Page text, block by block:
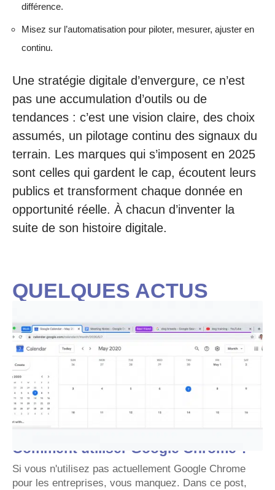
différence.
Misez sur l’automatisation pour piloter, mesurer, ajuster en
continu.
Une stratégie digitale d’envergure, ce n’est
pas une accumulation d’outils ou de
tendances : c’est une vision claire, des choix
assumés, un pilotage continu des signaux du
terrain. Les marques qui s’imposent en 2025
sont celles qui gardent le cap, écoutent leurs
publics et transforment chaque donnée en
opportunité réelle. À chacun d’inventer la
suite de son histoire digitale.
QUELQUES ACTUS
Comment utiliser Google Chrome ?
Si vous n'utilisez pas actuellement Google Chrome
pour les entreprises, vous manquez. Dans ce post,